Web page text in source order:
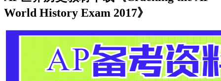
World History Exam 2017》